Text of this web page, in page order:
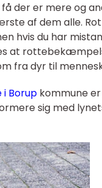
der er mere og
af dem alle.
hvis du har
at
fra dyr til
Borup kommune
sig med